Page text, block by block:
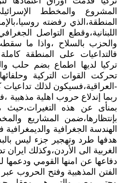
المشروع والمخطط
المنطقة،الذي رفضته
اللبنانية،وقطع التواصل
والحزب بالسلاح ،واذا ما
فالتداعيات على المنطقة
تركيا لديها اطماع بضم حلب
تحركت القوات التركية
-العراقية،فسيكون لذلك
ربما إندلاع حروب اهلية مذهبية
بمنأى عن هذه التغيرات،حيث
بإنتظارها،ضمن المشاريع
الهندسة الجغرافية
هدفها طرد وتهجير جزء ليس
الغربية الى الأردن،وكذلك
دفاعها عن امنها القومي ودعمها
الفتن المذهبية وفتح الحروب عبر